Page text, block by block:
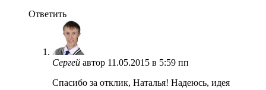
Ответить
Сергей автор 11.05.2015 в 5:59 пп
Спасибо за отклик, Наталья! Надеюсь, идея